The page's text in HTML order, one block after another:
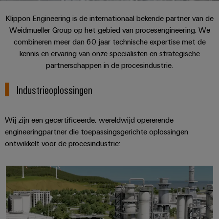
worden
ervaren.
Datacenter
Oplossingen
en
datacenters
betrouwbaar,
schaalbaar
Energieopslag
en
producten
voor
energieopslagsystemen
(EOS)
DC-
microgrids
u-
OS
computing
5G
Single
Ethernet
Schakelkast
klemmen
Behuizingssystemen
en
componenten
Kabelinvoersystemen
componenten
Aansluitkabels,
en
kabels
Bedrading
maat-
gemaakte
kabelassemblages
Fast
Delivery
Service
Advies
en
digitale
Connectivity
Consulting
Digital
Verkoop Support
eShop
Aanvraag
catalogi
Acties
Speciale
aanbiedingen
Bedrijf
Weidmüller
Feiten
en
cijfers
Locaties
Managementinformatie
en
certificaten
Orange
Mag
|
Klantenmagazine
Carrière
Studenten
BEZOEK
OVERZICHT
Klippon Engineering is de internationaal bekende partner van de
Weidmueller Group op het gebied van procesengineering. We
combineren meer dan 60 jaar technische expertise met de
kennis en ervaring van onze specialisten en strategische
partnerschappen in de procesindustrie.
Industrieoplossingen
Wij zijn een gecertificeerde, wereldwijd opererende
engineeringpartner die toepassingsgerichte oplossingen
ontwikkelt voor de procesindustrie: